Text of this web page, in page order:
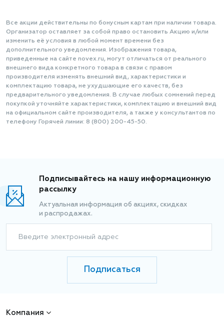
Все акции действительны по бонусным картам при наличии товара.
Организатор оставляет за собой право остановить Акцию и/или
изменить её условия в любой момент времени без
дополнительного уведомления. Изображения товара,
приведенные на сайте novex.ru, могут отличаться от реального
внешнего вида конкретного товара в связи с правом
производителя изменять внешний вид, характеристики и
комплектацию товара, не ухудшающие его качеств, без
предварительного уведомления. В случае любых сомнений перед
покупкой уточняйте характеристики, комплектацию и внешний вид
на официальном сайте производителя, а также у консультантов по
телефону Горячей линии: 8 (800) 200-45-50.
Подписывайтесь на нашу информационную
рассылку
Актуальная информация об акциях, скидках
и распродажах.
Введите электронный адрес
Подписаться
Компания